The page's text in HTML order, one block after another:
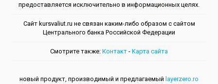
предоставляется исключительно в информационных целях.
Сайт kursvaliut.ru не связан каким-либо образом с сайтом
Центрального банкa Российской Федерации
Смотрите также: Контакт - Kарта сайта
новый продукт, производимый и предлагаемый layerzero.ro